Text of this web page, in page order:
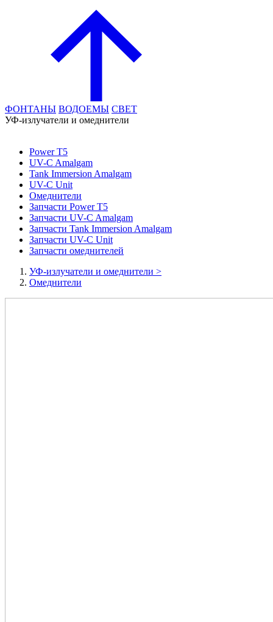
ФОНТАНЫ ВОДОЕМЫ СВЕТ
УФ-излучатели и омеднители
Power T5
UV-C Amalgam
Tank Immersion Amalgam
UV-C Unit
Омеднители
Запчасти Power T5
Запчасти UV-C Amalgam
Запчасти Tank Immersion Amalgam
Запчасти UV-C Unit
Запчасти омеднителей
УФ-излучатели и омеднители >
Омеднители